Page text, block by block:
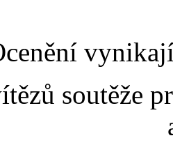
soutěže